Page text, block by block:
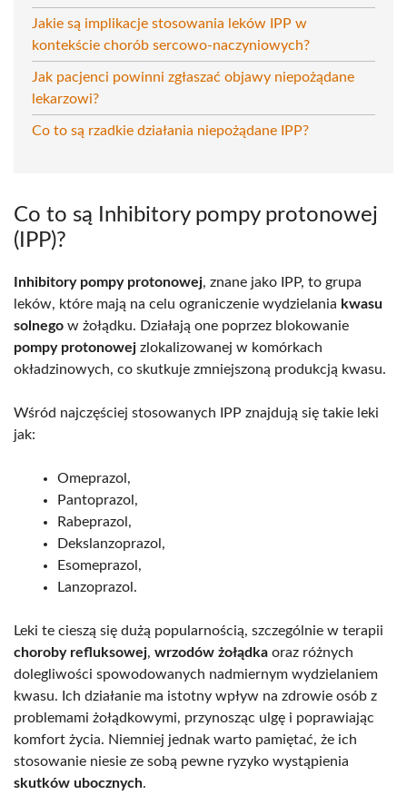
Jakie są implikacje stosowania leków IPP w
kontekście chorób sercowo-naczyniowych?
Jak pacjenci powinni zgłaszać objawy niepożądane
lekarzowi?
Co to są rzadkie działania niepożądane IPP?
Co to są Inhibitory pompy protonowej
(IPP)?
Inhibitory pompy protonowej, znane jako IPP, to grupa
leków, które mają na celu ograniczenie wydzielania kwasu
solnego w żołądku. Działają one poprzez blokowanie
pompy protonowej zlokalizowanej w komórkach
okładzinowych, co skutkuje zmniejszoną produkcją kwasu.
Wśród najczęściej stosowanych IPP znajdują się takie leki
jak:
Omeprazol,
Pantoprazol,
Rabeprazol,
Dekslanzoprazol,
Esomeprazol,
Lanzoprazol.
Leki te cieszą się dużą popularnością, szczególnie w terapii
choroby refluksowej, wrzodów żołądka oraz różnych
dolegliwości spowodowanych nadmiernym wydzielaniem
kwasu. Ich działanie ma istotny wpływ na zdrowie osób z
problemami żołądkowymi, przynosząc ulgę i poprawiając
komfort życia. Niemniej jednak warto pamiętać, że ich
stosowanie niesie ze sobą pewne ryzyko wystąpienia
skutków ubocznych.